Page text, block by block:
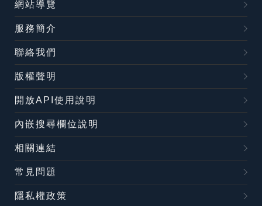
網站導覽
服務簡介
聯絡我們
版權聲明
開放API使用說明
內嵌搜尋欄位說明
相關連結
常見問題
隱私權政策